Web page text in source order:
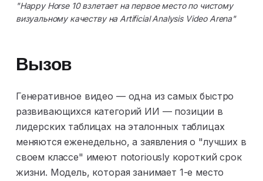
"Happy Horse 10 взлетает на первое место по чистому
визуальному качеству на Artificial Analysis Video Arena"
Вызов
Генеративное видео — одна из самых быстро
развивающихся категорий ИИ — позиции в
лидерских таблицах на эталонных таблицах
меняются еженедельно, а заявления о "лучших в
своем классе" имеют notoriously короткий срок
жизни. Модель, которая занимает 1-е место